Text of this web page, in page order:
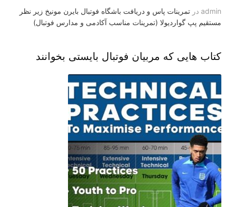
admin در تمرینات پاس و دریافت باشگاه فوتبال بایرن مونیخ زیر نظر
مستقیم پپ گواردیولا (تمرینات مناسب آکادمی و مدارس فوتبال)
کتاب هایی که مربیان فوتبال بایستی بخوانند